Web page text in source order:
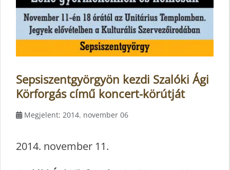
Sepsiszentgyörgyön kezdi Szalóki Ági
Körforgás című koncert-körútját
Megjelent: 2014. november 06
2014. november 11.